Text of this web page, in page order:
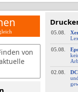
von
05.08.
05.08.
02.08.